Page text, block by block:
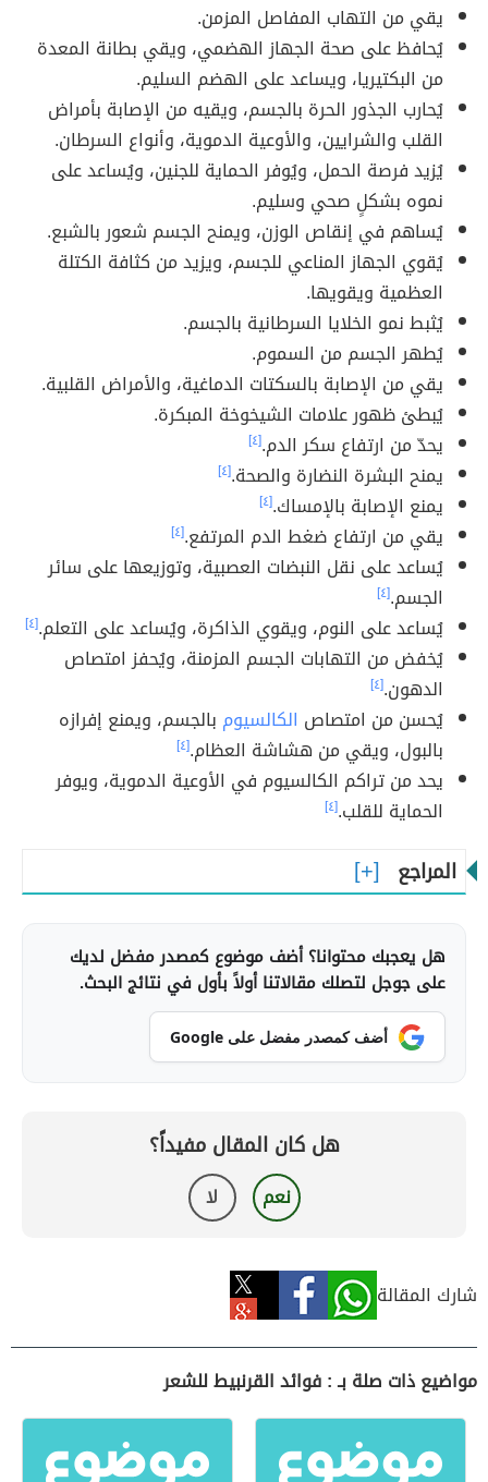
يقي من التهاب المفاصل المزمن.
يُحافظ على صحة الجهاز الهضمي، ويقي بطانة المعدة
من البكتيريا، ويساعد على الهضم السليم.
يُحارب الجذور الحرة بالجسم، ويقيه من الإصابة بأمراض
القلب والشرايين، والأوعية الدموية، وأنواع السرطان.
يُزيد فرصة الحمل، ويُوفر الحماية للجنين، ويُساعد على
نموه بشكلٍ صحي وسليم.
يُساهم في إنقاص الوزن، ويمنح الجسم شعور بالشبع.
يُقوي الجهاز المناعي للجسم، ويزيد من كثافة الكتلة
العظمية ويقويها.
يُثبط نمو الخلايا السرطانية بالجسم.
يُطهر الجسم من السموم.
يقي من الإصابة بالسكتات الدماغية، والأمراض القلبية.
يُبطئ ظهور علامات الشيخوخة المبكرة.
يحدّ من ارتفاع سكر الدم.[٤]
يمنح البشرة النضارة والصحة.[٤]
يمنع الإصابة بالإمساك.[٤]
يقي من ارتفاع ضغط الدم المرتفع.[٤]
يُساعد على نقل النبضات العصبية، وتوزيعها على سائر
الجسم.[٤]
يُساعد على النوم، ويقوي الذاكرة، ويُساعد على التعلم.[٤]
يُخفض من التهابات الجسم المزمنة، ويُحفز امتصاص
الدهون.[٤]
يُحسن من امتصاص الكالسيوم بالجسم، ويمنع إفرازه
بالبول، ويقي من هشاشة العظام.[٤]
يحد من تراكم الكالسيوم في الأوعية الدموية، ويوفر
الحماية للقلب.[٤]
المراجع
هل يعجبك محتوانا؟ أضف موضوع كمصدر مفضل لديك
على جوجل لتصلك مقالاتنا أولاً بأول في نتائج البحث.
أضف كمصدر مفضل على Google
هل كان المقال مفيداً؟
نعم لا
شارك المقالة
مواضيع ذات صلة بـ : فوائد القرنبيط للشعر